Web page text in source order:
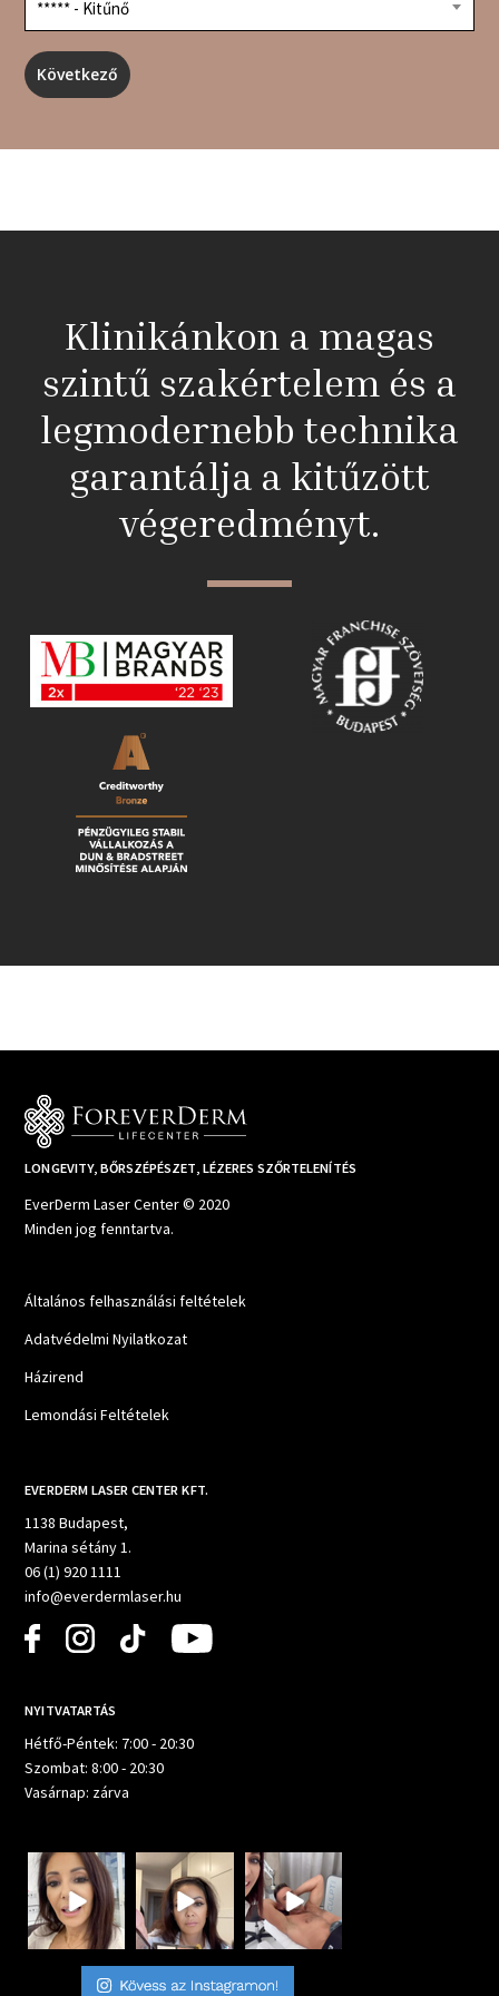
***** - Kitűnő
Klinikánkon a magas
szintű szakértelem és a
legmodernebb technika
garantálja a kitűzött
végeredményt.
LONGEVITY, BŐRSZÉPÉSZET, LÉZERES SZŐRTELENÍTÉS
EverDerm Laser Center © 2020
Minden jog fenntartva.
Általános felhasználási feltételek
Adatvédelmi Nyilatkozat
Házirend
Lemondási Feltételek
EVERDERM LASER CENTER KFT.
1138 Budapest,
Marina sétány 1.
06 (1) 920 1111
info@everdermlaser.hu
NYITVATARTÁS
Hétfő-Péntek: 7:00 - 20:30
Szombat: 8:00 - 20:30
Vasárnap: zárva